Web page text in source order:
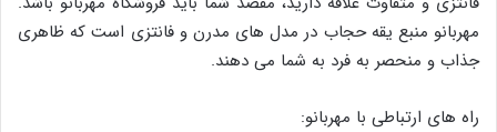
مهربانو منبع یقه حجاب در مدل های مدرن و فانتزی است که ظاهری
جذاب و منحصر به فرد به شما می دهند.
راه های ارتباطی با مهربانو: